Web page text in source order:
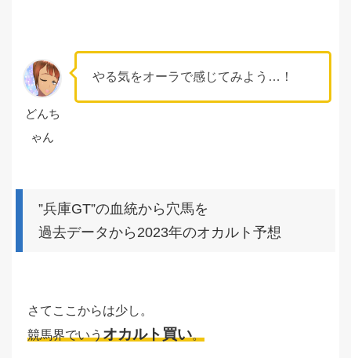
どんち
ゃん
やる気をオーラで感じてみよう…！
”兵庫GT”の血統から穴馬を
過去データから2023年のオカルト予想
さてここからは少し。
競馬界でいうオカルト買い。